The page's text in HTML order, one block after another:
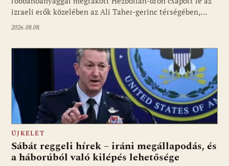
izraeli erők közelében az Ali Taher-gerinc térségében,…
2026.08.08.
ÚJKELET
Sábát reggeli hírek – iráni megállapodás, és
a háborúból való kilépés lehetősége